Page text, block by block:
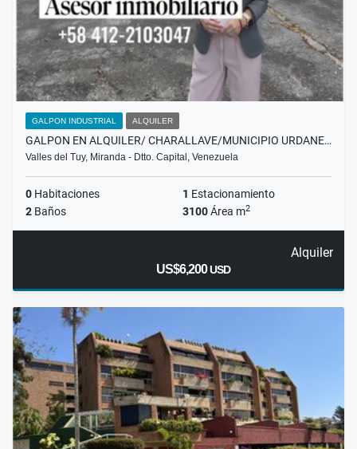
GALPON INDUSTRIAL ALQUILER
GALPON EN ALQUILER/ CHARALLAVE/MUNICIPIO URDANE…
Valles del Tuy, Miranda - Dtto. Capital, Venezuela
0 Habitaciones 1 Estacionamiento
2 Baños 3100Área m2
Alquiler
US$6,200USD